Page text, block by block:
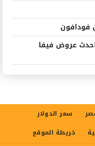
فودافون
فيفا الكويت اليوم 2026 احدث عروض فيفا
سعر الدولار
خريطة الموقع